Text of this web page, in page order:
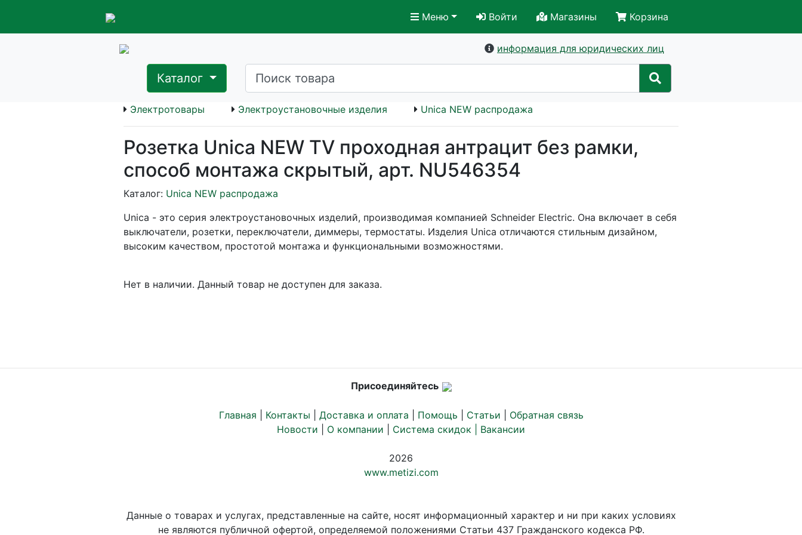
Меню Войти Магазины Корзина
информация для юридических лиц
Каталог
Электротовары Электроустановочные изделия Unica NEW распродажа
Розетка Unica NEW TV проходная антрацит без рамки,
способ монтажа скрытый, арт. NU546354
Каталог: Unica NEW распродажа
Unica - это серия электроустановочных изделий, производимая компанией Schneider Electric. Она включает в себя
выключатели, розетки, переключатели, диммеры, термостаты. Изделия Unica отличаются стильным дизайном,
высоким качеством, простотой монтажа и функциональными возможностями.
Нет в наличии. Данный товар не доступен для заказа.
Присоединяйтесь
Главная Контакты Доставка и оплата Помощь Статьи
Обратная связь
Новости
О компании Система скидок | Вакансии
2026
www.metizi.com
Данные о товарах и услугах, представленные на сайте, носят информационный характер и ни при каких условиях
не являются публичной офертой, определяемой положениями Статьи 437 Гражданского кодекса РФ.